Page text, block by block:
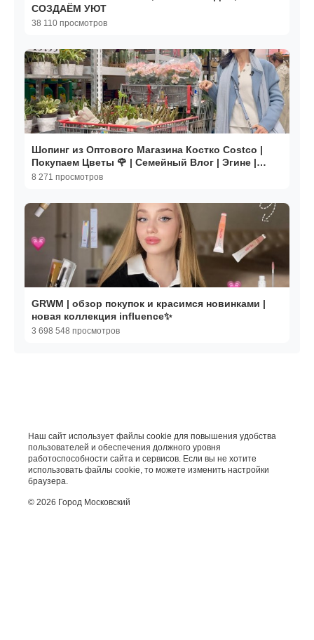
СОЗДАЁМ УЮТ
38 110 просмотров
Шопинг из Оптового Магазина Костко Costco |
Покупаем Цветы 🌹 | Семейный Влог | Эгине |
Heghineh
8 271 просмотров
GRWM | обзор покупок и красимся новинками |
новая коллекция influence✨
3 698 548 просмотров
Наш сайт использует файлы cookie для повышения удобства
пользователей и обеспечения должного уровня
работоспособности сайта и сервисов. Если вы не хотите
использовать файлы cookie, то можете изменить настройки
браузера.
© 2026 Город Московский